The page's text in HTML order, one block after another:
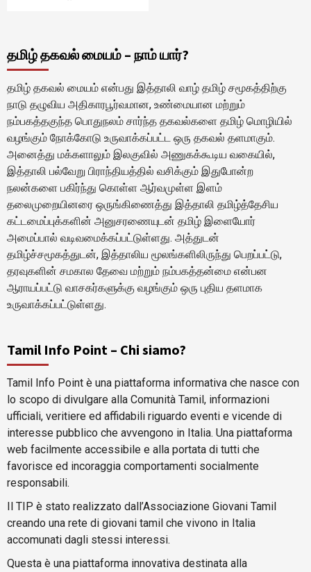
தமிழ் தகவல் மையம் – நாம் யார்?
தமிழ் தகவல் மையம் என்பது இத்தாலி வாழ் தமிழ் சமூகத்திற்கு
நாடு தழுவிய அதிகாரபூர்வமான, உண்மையான மற்றும்
நம்பகத்தகுந்த பொதுநலம் சார்ந்த தகவல்களை தமிழ் மொழியில்
வழங்கும் நோக்கோடு உருவாக்கப்பட்ட ஒரு தகவல் தளமாகும்.
அனைத்து மக்களாலும் இலகுவில் அணுகக்கூடிய வகையில்,
இத்தாலி பல்வேறு பிராந்தியத்தில் வசிக்கும் இதுபோன்ற
நலன்களை பகிர்ந்து கொள்ள ஆர்வமுள்ள இளம்
தலைமுறையினரை ஒருங்கிணைத்து இத்தாலி தமிழ்த்தேசிய
கட்டமைப்புக்களின் அனுசரணையுடன் தமிழ் இளையோர்
அமைப்பால் வடிவமைக்கப்பட்டுள்ளது. அத்துடன்
தமிழ்ச்சமூகத்துடன், இத்தாலிய மூலங்களிலிருந்து பெறப்பட்டு,
தரவுகளின் சமகால தேவை மற்றும் நம்பகத்தன்மை என்பன
ஆராயப்பட்டு வாசகர்களுக்கு வழங்கும் ஒரு புதிய தளமாக
உருவாக்கப்பட்டுள்ளது.
Tamil Info Point – Chi siamo?
Tamil Info Point è una piattaforma informativa che nasce con
lo scopo di divulgare alla Comunità Tamil, informazioni
ufficiali, veritiere ed affidabili riguardo eventi e vicende di
interesse pubblico che avvengono in Italia. Una piattaforma
web facilmente accessibile e alla portata di tutti che
favorisce ed incoraggia comportamenti socialmente
responsabili.
Il TIP è stato realizzato dall’Associazione Giovani Tamil
creando una rete di giovani tamil che vivono in Italia
accomunati dagli stessi interessi.
Questa è una piattaforma innovativa destinata alla